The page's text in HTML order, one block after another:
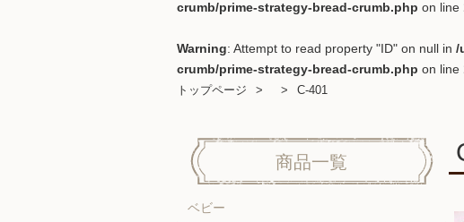
crumb/prime-strategy-bread-crumb.php on line
Warning: Attempt to read property "ID" on null in /
crumb/prime-strategy-bread-crumb.php on line
トップページ
C-401
商品一覧
ベビー